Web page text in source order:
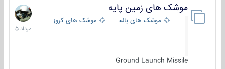
موشک های زمین پایه
موشک های بالستیک موشک های کروز
Ground Launch Missile
2
مرداد
1405